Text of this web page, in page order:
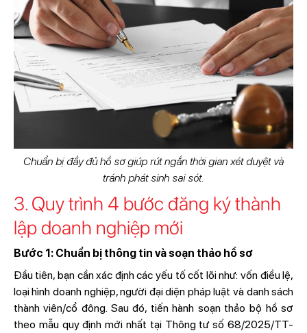
Chuẩn bị đầy đủ hồ sơ giúp rút ngắn thời gian xét duyệt và
tránh phát sinh sai sót.
3. Quy trình 4 bước đăng ký thành
lập doanh nghiệp mới
Bước 1: Chuẩn bị thông tin và soạn thảo hồ sơ
Đầu tiên, bạn cần xác định các yếu tố cốt lõi như: vốn điều lệ,
loại hình doanh nghiệp, người đại diện pháp luật và danh sách
thành viên/cổ đông. Sau đó, tiến hành soạn thảo bộ hồ sơ
theo mẫu quy định mới nhất tại Thông tư số 68/2025/TT-